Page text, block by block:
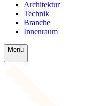
Architektur
Technik
Branche
Innenraum
Menu